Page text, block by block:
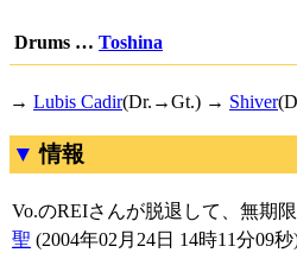
Drums … Toshina
→ Lubis Cadir(Dr.→Gt.) → Shiver
情報
Vo.のREIさんが脱退して、無期
聖 (2004年02月24日 14時11分09秒